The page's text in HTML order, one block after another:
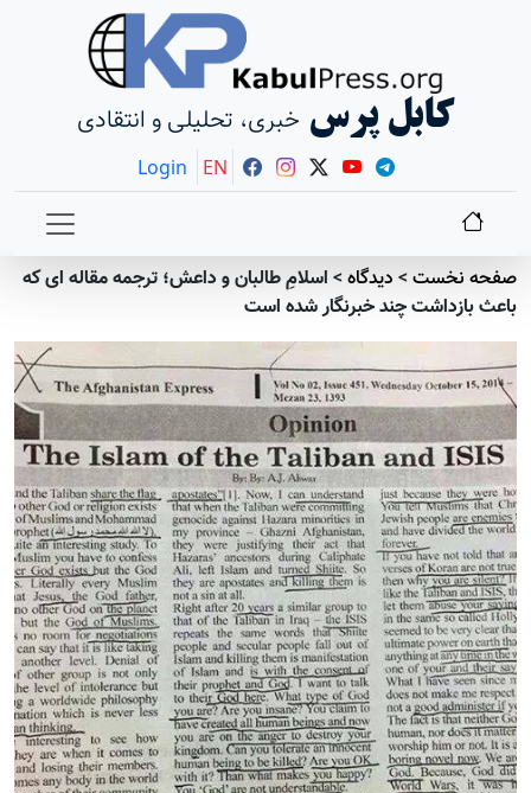
کابل پرس خبری، تحلیلی و انتقادی
Login EN
صفحه نخست> دیدگاه> اسلامِ طالبان و داعش؛ ترجمه مقاله ای که
باعث بازداشت چند خبرنگار شده است